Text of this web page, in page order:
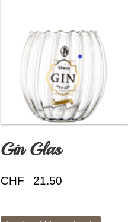
Gin Glas
CHF 21.50